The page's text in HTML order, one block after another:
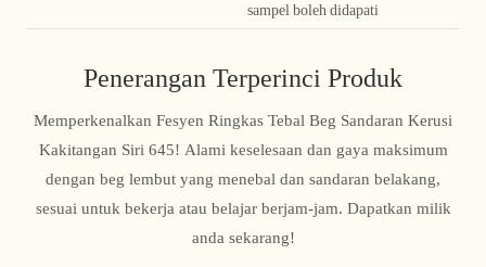
sampel boleh didapati
Penerangan Terperinci Produk
Memperkenalkan Fesyen Ringkas Tebal Beg Sandaran Kerusi
Kakitangan Siri 645! Alami keselesaan dan gaya maksimum
dengan beg lembut yang menebal dan sandaran belakang,
sesuai untuk bekerja atau belajar berjam-jam. Dapatkan milik
anda sekarang!